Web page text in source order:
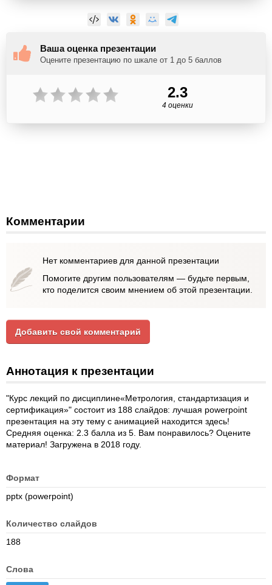
Ваша оценка презентации
Оцените презентацию по шкале от 1 до 5 баллов
2.3
4 оценки
Комментарии
Нет комментариев для данной презентации
Помогите другим пользователям — будьте первым,
кто поделится своим мнением об этой презентации.
Добавить свой комментарий
Аннотация к презентации
"Курс лекций по дисциплине«Метрология, стандартизация и
сертификация»" состоит из 188 слайдов: лучшая powerpoint
презентация на эту тему с анимацией находится здесь!
Средняя оценка: 2.3 балла из 5. Вам понравилось? Оцените
материал! Загружена в 2018 году.
Формат
pptx (powerpoint)
Количество слайдов
188
Слова